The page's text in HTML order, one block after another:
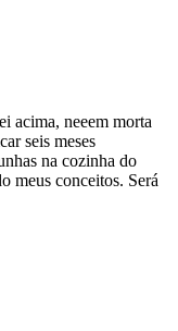
acima, neeem morta
seis meses
na cozinha do
meus conceitos. Será